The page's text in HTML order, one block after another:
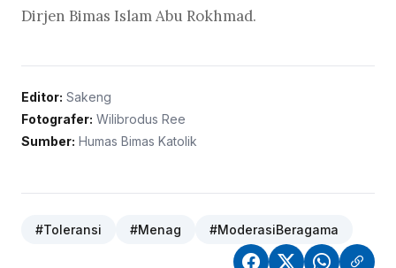
Dirjen Bimas Islam Abu Rokhmad.
Editor: Sakeng
Fotografer: Wilibrodus Ree
Sumber: Humas Bimas Katolik
#Toleransi #Menag #ModerasiBeragama